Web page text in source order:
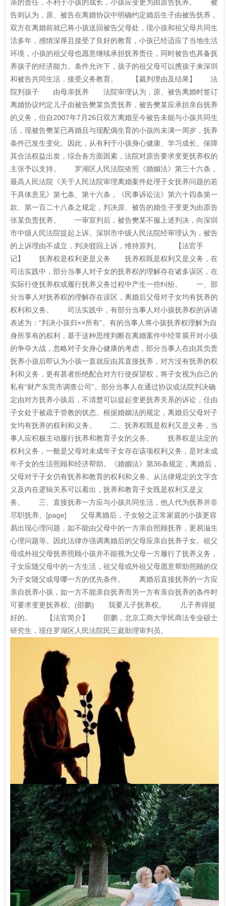
亲的责任，不利于小孩的成长，小孩应变更为由原告抚养。 被
告则认为，原、被告在离婚协议中明确约定婚后生子由被告抚养，
双方在离婚前就已将小孩送回被告父母处，现小孩和祖父母共同生
活多年，感情深厚且接受了良好的教育，小孩已经适应了当地生活
环境，小孩的祖父母也愿意继续承担抚养责任，同时被告也具备抚
养孩子的经济能力。条件允许下，孩子的祖父母可以携孩子来深圳
和被告共同生活，接受义务教育。 【裁判理由及结果】 法
院判孩子 由母亲抚养 法院审理认为，原、被告离婚时签订
离婚协议约定儿子由被告樊某负责抚养，被告樊某应承担亲自抚养
的义务，但自2007年7月26日双方离婚至今被告未能与小孩共同生
活，现被告樊某已再婚且与现配偶生育的小孩尚未满一周岁，抚养
条件已发生变化。因此，从有利于小孩身心健康、学习成长、保障
其合法权益出发，综合各方面因素，法院对原告要求变更抚养权的
主张予以支持。 罗湖区人民法院依照《婚姻法》第三十六条，
最高人民法院《关于人民法院审理离婚案件处理子女抚养问题的若
干具体意见》第七条、第十六条，《民事诉讼法》第六十四条第一
款、第一百二十八条之规定，判决原、被告的婚生子变更为由原告
张某负责抚养。 一审宣判后，被告樊某不服上述判决，向深圳
市中级人民法院提起上诉。深圳市中级人民法院经审理认为，被告
的上诉理由不成立，判决驳回上诉，维持原判。 【法官手
记】 抚养权是权利更是义务 抚养权既是权利又是义务，在
司法实践中，部分当事人对子女的抚养权的理解存在诸多误区，在
实际行使抚养权或履行抚养义务过程中产生一些纠纷。 一、部
分当事人对抚养权的理解存在误区，离婚后父母对子女均有抚养的
权利和义务。 司法实践中，有部分当事人对小孩抚养权的诉请
表述为：“判决小孩归××所有”。有的当事人将小孩抚养权理解为自
身所享有的权利，基于这种思维判断在离婚案件中经常展开对小孩
的争夺大战，忽略对子女身心健康的考虑，部分当事人在由其负责
抚养小孩后即认为小孩一直就应由其直接抚养，对方没有抚养的权
利和义务，更有甚者拒绝配合对方行使探望权，将子女视为自己的
私有“财产东莞市调查公司”。部分当事人在通过协议或法院判决确
定由对方抚养小孩后，不清楚可以提起变更抚养关系的诉讼，任由
子女处于被疏于管教的状态。根据婚姻法的规定，离婚后父母对子
女均有抚养的权利和义务。 二、抚养权既是权利又是义务，当
事人应积极主动履行抚养和教育子女的义务。 抚养权是法定的
权利义务，一般是父母对未成年子女存在该项权利义务，是对未成
年子女的生活照顾和经济帮助。《婚姻法》第36条规定，离婚后，
父母对于子女仍有抚养和教育的权利和义务。从法律规定的文字含
义及内在逻辑关系可以看出，抚养和教育子女既是权利又是义
务。 三、直接抚养一方应与小孩共同生活，他人代为抚养并非
尽职抚养。[page] 父母离婚后，子女较之正常家庭的小孩更容
易出现心理问题，如不能由父母中的一方亲自照顾抚养，更易滋生
心理问题等。因此法律亦强调离婚后的父母应亲自抚养子女。祖父
母或外祖父母抚养照顾小孩并不能视为父母一方履行了抚养义务，
子女应随父母中的一方生活，祖父母或外祖父母愿意帮助照顾的仅
为子女随父或母哪一方的优先条件。 离婚后直接抚养的一方应
亲自抚养小孩，如一方不能亲自抚养而另一方有亲自抚养的条件时
可要求变更抚养权。(邵鹏) 我要儿子抚养权。 儿子养得挺
好的。 【法官简介】 邵鹏，北京工商大学民商法专业硕士
研究生，现任罗湖区人民法院民三庭助理审判员。